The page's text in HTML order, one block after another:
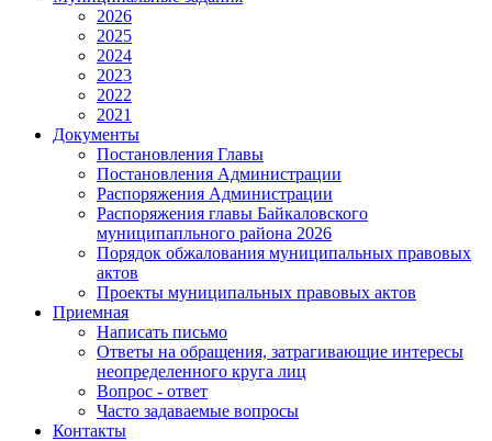
2026
2025
2024
2023
2022
2021
Документы
Постановления Главы
Постановления Администрации
Распоряжения Администрации
Распоряжения главы Байкаловского
муниципапльного района 2026
Порядок обжалования муниципальных правовых
актов
Проекты муниципальных правовых актов
Приемная
Написать письмо
Ответы на обращения, затрагивающие интересы
неопределенного круга лиц
Вопрос - ответ
Часто задаваемые вопросы
Контакты